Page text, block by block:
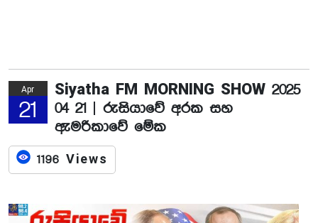
Apr
21
Siyatha FM MORNING SHOW 2025
04 21 | රුසියාවේ අරක සහ
ඇමරිකාවේ මේක
1196 Views